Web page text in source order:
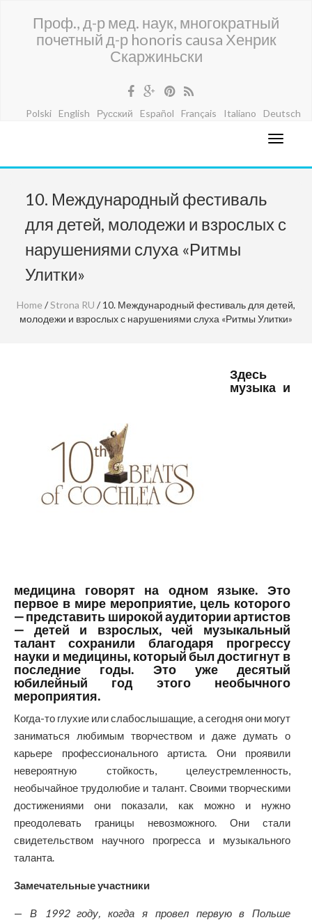
Проф., д-р мед. наук, многократный
почетный д-р honoris causa Хенрик
Скаржиньски
Polski English Русский Español Français Italiano Deutsch
10. Международный фестиваль
для детей, молодежи и взрослых с
нарушениями слуха «Ритмы
Улитки»
Home /Strona RU / 10. Международный фестиваль для детей,
молодежи и взрослых с нарушениями слуха «Ритмы Улитки»
Здесь
музыка и
медицина говорят на одном языке.Это
первое в мире мероприятие, цель которого
— представить широкой аудитории артистов
— детей и взрослых, чей музыкальный
талант сохранили благодаря прогрессу
науки и медицины, который был достигнут в
последние годы. Это уже десятый
юбилейный год этого необычного
мероприятия.
Когда-то глухие или слабослышащие, а сегодня они могут
заниматься любимым творчеством и даже думать о
карьере профессионального артиста. Они проявили
невероятную стойкость, целеустремленность,
необычайное трудолюбие и талант. Своими творческими
достижениями они показали, как можно и нужно
преодолевать границы невозможного. Они стали
свидетельством научного прогресса и музыкального
таланта.
Замечательные участники
— В 1992 году, когда я провел первую в Польше